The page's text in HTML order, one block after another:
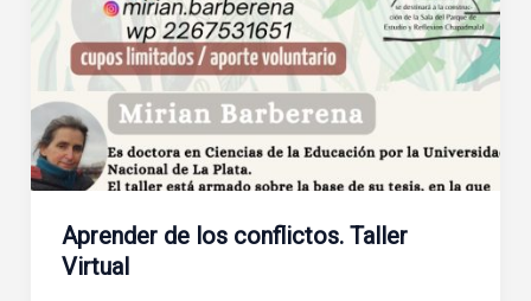
Aprender de los conflictos. Taller
Virtual